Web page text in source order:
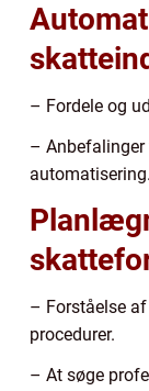
– Fordele og
– Anbefalinger
automatisering.
– Forståelse
procedurer.
– At søge